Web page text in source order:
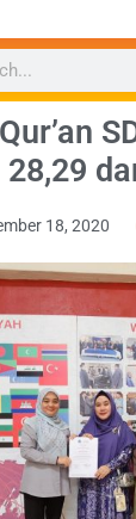
18, 2020